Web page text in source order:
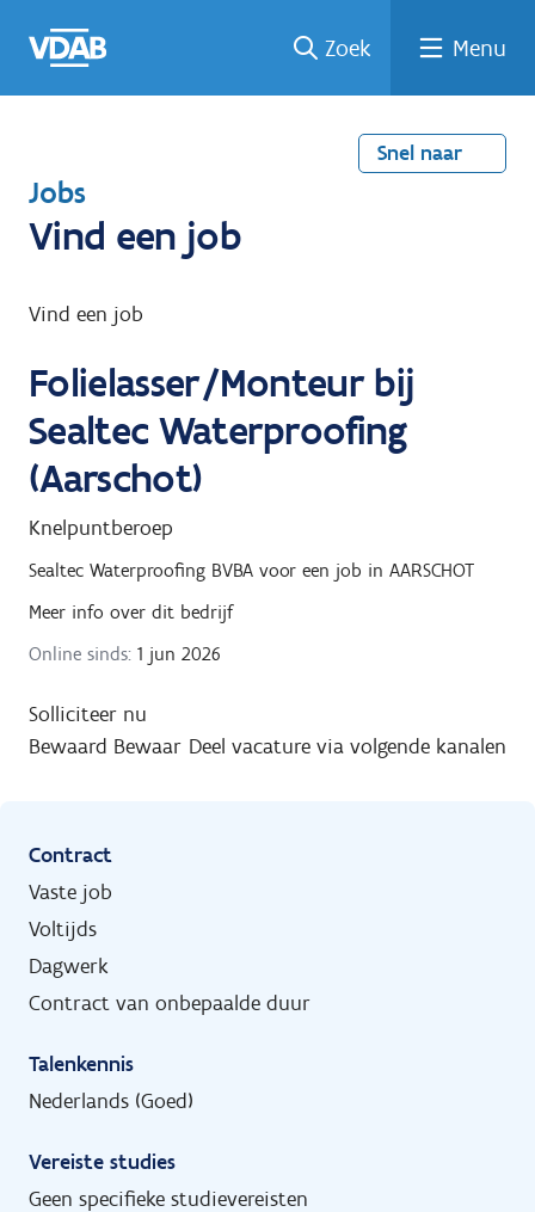
naar
een
een
job
naar
Zoek Menu
Snel naar
T
e
u
n
a
a
r
Jobs
Vind een job
Vind een job
Folielasser/Monteur bij
Sealtec Waterproofing
(Aarschot)
Knelpuntberoep
Sealtec Waterproofing BVBA voor een job in AARSCHOT
Meer info over dit bedrijf
Online sinds: 1 jun 2026
Solliciteer nu
Bewaard Bewaar Deel vacature via volgende kanalen
Contract
Vaste job
Voltijds
Dagwerk
Contract van onbepaalde duur
Talenkennis
Nederlands (Goed)
Vereiste studies
Geen specifieke studievereisten